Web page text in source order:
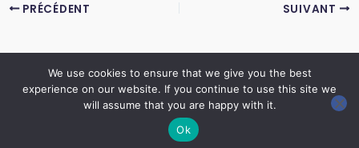
PRÉCÉDENT SUIVANT
Copyright © 2026 LES ANNALES DES MINES | Powered byThème WordPress Astra
We use cookies to ensure that we give you the best
experience on our website. If you continue to use this site we
will assume that you are happy with it.
Ok